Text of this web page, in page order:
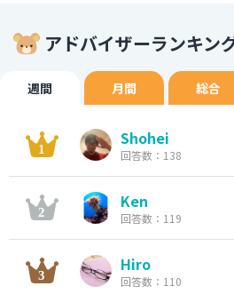
アドバイザーランキン
週間 月間 総合
Shohei
回答数：138
Ken
回答数：119
Hiro
回答数：110